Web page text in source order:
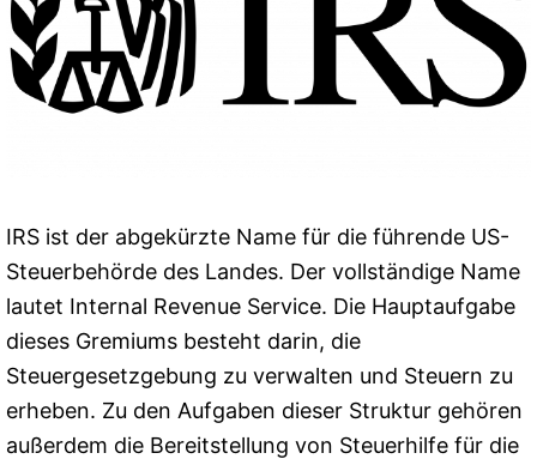
IRS ist der abgekürzte Name für die führende US-
Steuerbehörde des Landes. Der vollständige Name
lautet Internal Revenue Service. Die Hauptaufgabe
dieses Gremiums besteht darin, die
Steuergesetzgebung zu verwalten und Steuern zu
erheben. Zu den Aufgaben dieser Struktur gehören
außerdem die Bereitstellung von Steuerhilfe für die